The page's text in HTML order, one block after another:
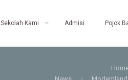
Sekolah Kami Admisi Pojok